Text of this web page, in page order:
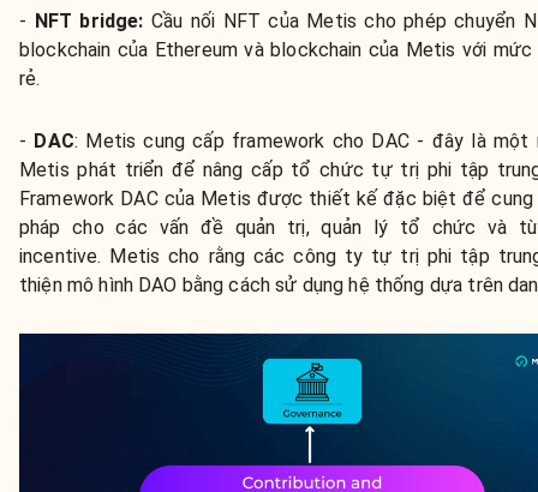
- NFT bridge: Cầu nối NFT của Metis cho phép chuyển
blockchain của Ethereum và blockchain của Metis với
rẻ.
- DAC: Metis cung cấp framework cho DAC - đây là một
Metis phát triển để nâng cấp tổ chức tự trị phi tập
Framework DAC của Metis được thiết kế đặc biệt để cung
pháp cho các vấn đề quản trị, quản lý tổ chức và
incentive. Metis cho rằng các công ty tự trị phi tập
thiện mô hình DAO bằng cách sử dụng hệ thống dựa trên